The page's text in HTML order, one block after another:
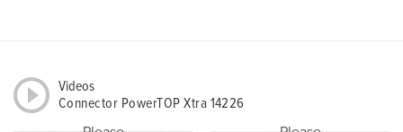
Videos
Connector PowerTOP Xtra 14226